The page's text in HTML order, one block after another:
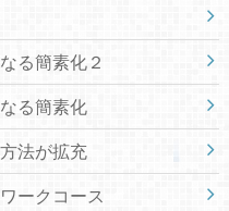
る簡素化２
る簡素化
法が拡充
ークコース